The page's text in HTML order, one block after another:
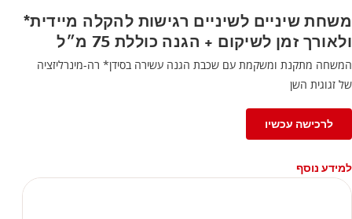
משחת שיניים לשיניים רגישות להקלה מיידית*
ולאורך זמן לשיקום + הגנה כוללת 75 מ״ל
המשחה מתקנת ומשקמת עם שכבת הגנה עשירה בסידן* רה-מינרליזציה
של זגוגית השן
לרכישה עכשיו
למידע נוסף